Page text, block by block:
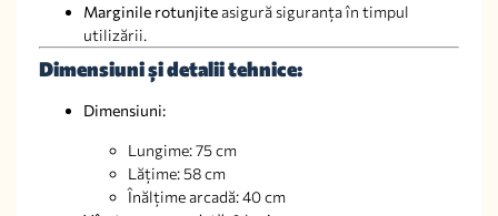
Marginile rotunjiteasigură siguranța în timpul
utilizării.
Dimensiuni și detalii tehnice:
Dimensiuni:
Lungime: 75 cm
Lățime: 58 cm
Înălțime arcadă: 40 cm